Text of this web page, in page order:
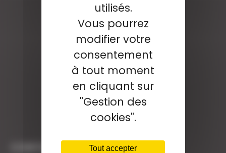
utilisés.
Vous pourrez
modifier votre
consentement
à tout moment
en cliquant sur
"Gestion des
cookies".
Tout accepter